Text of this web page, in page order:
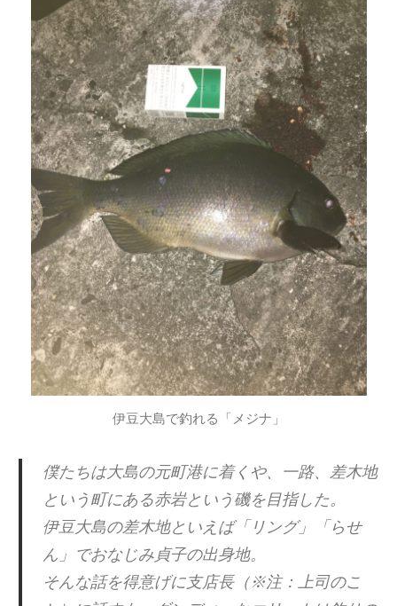
伊豆大島で釣れる「メジナ」
僕たちは大島の元町港に着くや、一路、差木地
という町にある赤岩という磯を目指した。
伊豆大島の差木地といえば「リング」「らせ
ん」でおなじみ貞子の出身地。
そんな話を得意げに支店長（※注：上司のこ